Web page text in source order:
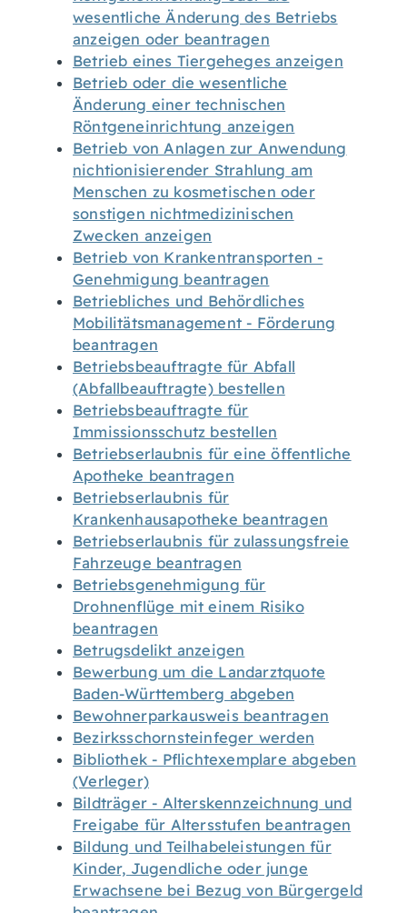
wesentliche Änderung des Betriebs
anzeigen oder beantragen
Betrieb eines Tiergeheges anzeigen
Betrieb oder die wesentliche
Änderung einer technischen
Röntgeneinrichtung anzeigen
Betrieb von Anlagen zur Anwendung
nichtionisierender Strahlung am
Menschen zu kosmetischen oder
sonstigen nichtmedizinischen
Zwecken anzeigen
Betrieb von Krankentransporten -
Genehmigung beantragen
Betriebliches und Behördliches
Mobilitätsmanagement - Förderung
beantragen
Betriebsbeauftragte für Abfall
(Abfallbeauftragte) bestellen
Betriebsbeauftragte für
Immissionsschutz bestellen
Betriebserlaubnis für eine öffentliche
Apotheke beantragen
Betriebserlaubnis für
Krankenhausapotheke beantragen
Betriebserlaubnis für zulassungsfreie
Fahrzeuge beantragen
Betriebsgenehmigung für
Drohnenflüge mit einem Risiko
beantragen
Betrugsdelikt anzeigen
Bewerbung um die Landarztquote
Baden-Württemberg abgeben
Bewohnerparkausweis beantragen
Bezirksschornsteinfeger werden
Bibliothek - Pflichtexemplare abgeben
(Verleger)
Bildträger - Alterskennzeichnung und
Freigabe für Altersstufen beantragen
Bildung und Teilhabeleistungen für
Kinder, Jugendliche oder junge
Erwachsene bei Bezug von Bürgergeld